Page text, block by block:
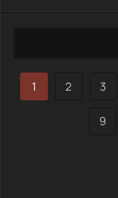
Столкнувшись с
одна со своими
день становится
кажутся
1 2 3
9